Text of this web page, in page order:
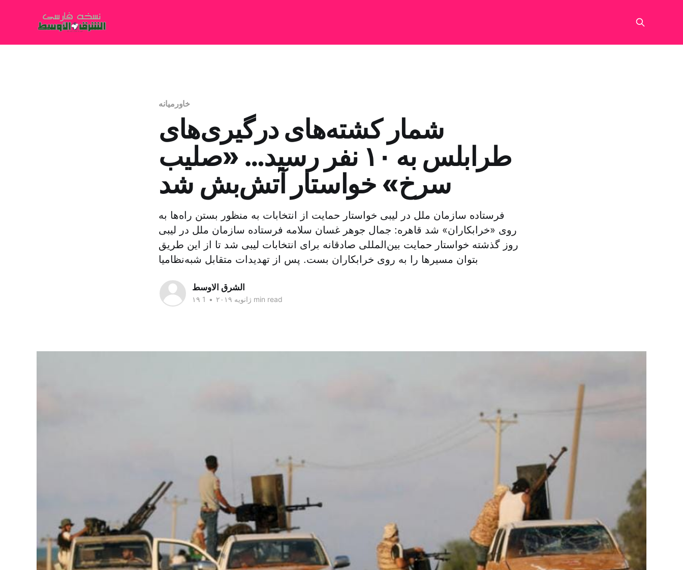
خاورمیانه
شمار کشته‌های درگیری‌های
طرابلس به ۱۰ نفر رسید… «صلیب
سرخ» خواستار آتش‌بش شد
فرستاده سازمان ملل در لیبی خواستار حمایت از انتخابات به منظور بستن راه‌ها به
روی «خرابکاران» شد قاهره: جمال جوهر غسان سلامه فرستاده سازمان ملل در لیبی
روز گذشته خواستار حمایت بین‌المللی صادقانه برای انتخابات لیبی شد تا از این طریق
بتوان مسیرها را به روی خرابکاران بست. پس از تهدیدات متقابل شبه‌نظامیا
الشرق الاوسط
۱۹ ژانویه ۲۰۱۹ • 1 min read